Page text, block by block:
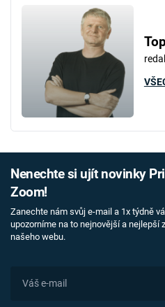
Nenechte si ujít novinky
Zoom!
Zanechte nám svůj e-mail a 1x týdně
upozorníme na to nejnovější a nejlepší z
našeho webu.